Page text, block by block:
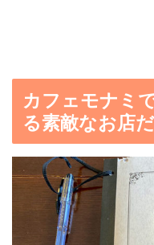
カフェモナミ
る素敵なお店